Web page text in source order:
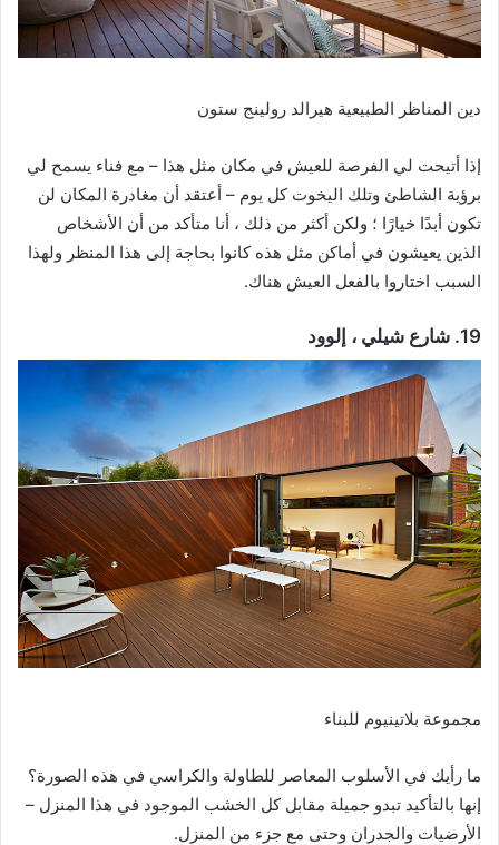
دين المناظر الطبيعية هيرالد رولينج ستون
إذا أتيحت لي الفرصة للعيش في مكان مثل هذا – مع فناء يسمح لي
برؤية الشاطئ وتلك اليخوت كل يوم – أعتقد أن مغادرة المكان لن
تكون أبدًا خيارًا ؛ ولكن أكثر من ذلك ، أنا متأكد من أن الأشخاص
الذين يعيشون في أماكن مثل هذه كانوا بحاجة إلى هذا المنظر ولهذا
السبب اختاروا بالفعل العيش هناك.
19. شارع شيلي ، إلوود
مجموعة بلاتينيوم للبناء
ما رأيك في الأسلوب المعاصر للطاولة والكراسي في هذه الصورة؟
إنها بالتأكيد تبدو جميلة مقابل كل الخشب الموجود في هذا المنزل –
الأرضيات والجدران وحتى مع جزء من المنزل.